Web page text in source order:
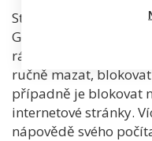
Standardní webové
Google Chrome
rámci nastavení
ručně mazat,
případně je blokovat
internetové stránky.
nápovědě svého